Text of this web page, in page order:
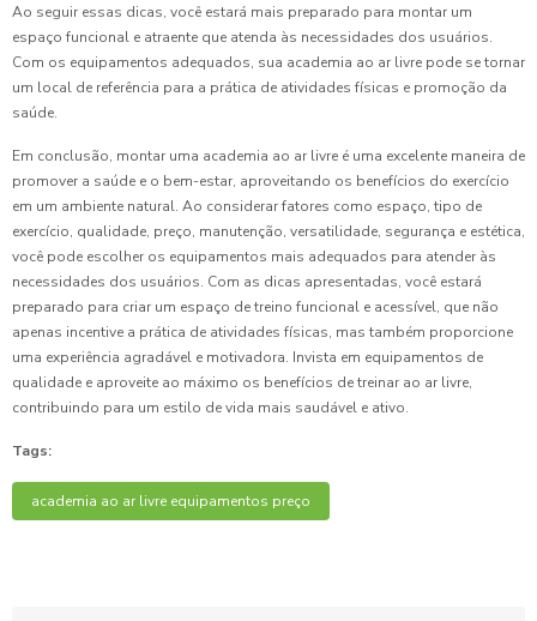
Ao seguir essas dicas, você estará mais preparado para montar um
espaço funcional e atraente que atenda às necessidades dos usuários.
Com os equipamentos adequados, sua academia ao ar livre pode se tornar
um local de referência para a prática de atividades físicas e promoção da
saúde.
Em conclusão, montar uma academia ao ar livre é uma excelente maneira de
promover a saúde e o bem-estar, aproveitando os benefícios do exercício
em um ambiente natural. Ao considerar fatores como espaço, tipo de
exercício, qualidade, preço, manutenção, versatilidade, segurança e estética,
você pode escolher os equipamentos mais adequados para atender às
necessidades dos usuários. Com as dicas apresentadas, você estará
preparado para criar um espaço de treino funcional e acessível, que não
apenas incentive a prática de atividades físicas, mas também proporcione
uma experiência agradável e motivadora. Invista em equipamentos de
qualidade e aproveite ao máximo os benefícios de treinar ao ar livre,
contribuindo para um estilo de vida mais saudável e ativo.
Tags:
academia ao ar livre equipamentos preço